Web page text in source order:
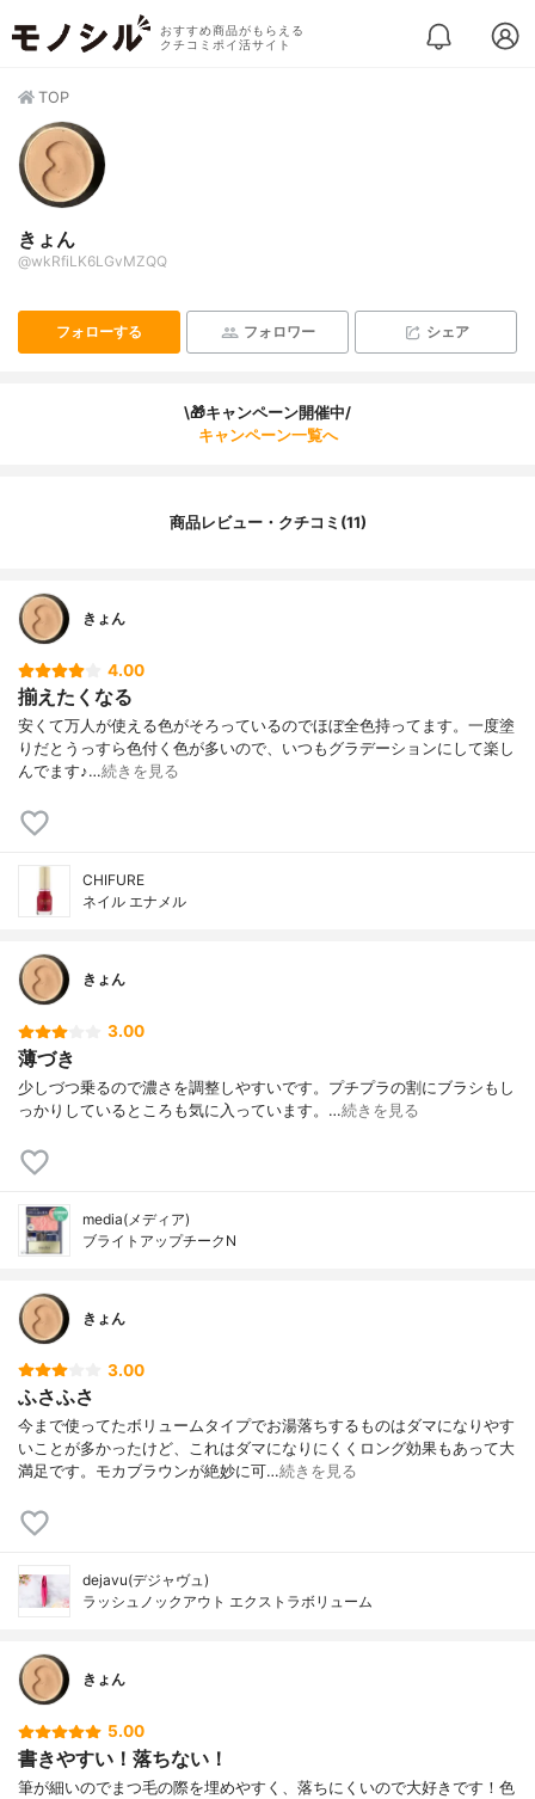
おすすめ商品がもらえる
クチコミポイ活サイト
TOP
きょん
@wkRfiLK6LGvMZQQ
フォローする フォロワー シェア
\🎁キャンペーン開催中/
キャンペーン一覧へ
商品レビュー・クチコミ(11)
きょん
4.00
揃えたくなる
安くて万人が使える色がそろっているのでほぼ全色持ってます。一度塗
りだとうっすら色付く色が多いので、いつもグラデーションにして楽し
んでます♪…続きを見る
CHIFURE
ネイル エナメル
きょん
3.00
薄づき
少しづつ乗るので濃さを調整しやすいです。プチプラの割にブラシもし
っかりしているところも気に入っています。…続きを見る
media(メディア)
ブライトアップチークN
きょん
3.00
ふさふさ
今まで使ってたボリュームタイプでお湯落ちするものはダマになりやす
いことが多かったけど、これはダマになりにくくロング効果もあって大
満足です。モカブラウンが絶妙に可…続きを見る
dejavu(デジャヴュ)
ラッシュノックアウト エクストラボリューム
きょん
5.00
書きやすい！落ちない！
筆が細いのでまつ毛の際を埋めやすく、落ちにくいので大好きです！色